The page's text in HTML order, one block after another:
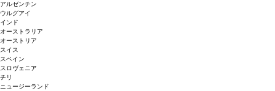
アルゼンチン
ウルグアイ
インド
オーストラリア
オーストリア
スイス
スペイン
スロヴェニア
チリ
ニュージーランド